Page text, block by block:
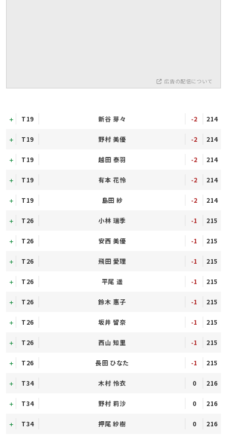
広告の配信について
T19 新谷 芽々 -2 214
T19 野村 美優 -2 214
T19 越田 泰羽 -2 214
T19 有本 花怜 -2 214
T19 島田 紗 -2 214
T26 小林 瑞季 -1 215
T26 安西 美優 -1 215
T26 飛田 愛理 -1 215
T26 平尾 遥 -1 215
T26 鈴木 惠子 -1 215
T26 坂井 留奈 -1 215
T26 西山 知里 -1 215
T26 長田 ひなた -1 215
T34 木村 怜衣 0 216
T34 野村 莉沙 0 216
T34 押尾 紗樹 0 216